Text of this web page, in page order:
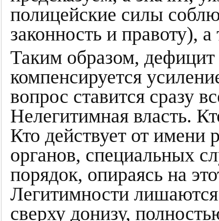
полицейские силы
законность и правоту),
Таким образом,
компенсируется
вопрос ставится сразу
Нелегитимная власть.
Кто действует от
органов, специальных
порядок, опираясь на
Легитимности лишаются
сверху донизу,